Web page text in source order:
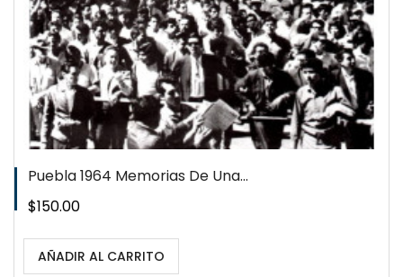
Puebla 1964 Memorias De Una...
Precio
$150.00
AÑADIR AL CARRITO